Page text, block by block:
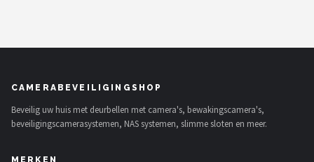
CAMERABEVEILIGINGSHOP
Beveilig uw huis met deurbellen met camera's, bewakingscamera's,
beveiligingscamerasystemen, NAS systemen, slimme sloten en meer.
MERKEN